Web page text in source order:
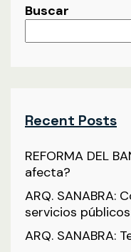
Buscar
Recent Posts
REFORMA DEL
afecta?
ARQ. SANABRA:
servicios
ARQ. SANABRA: